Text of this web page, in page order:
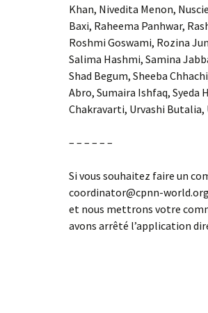
Khan, Nivedita Menon,
Baxi, Raheema Panhwar,
Roshmi Goswami, Rozina
Salima Hashmi, Samina
Shad Begum, Sheeba
Abro, Sumaira Ishfaq, Syeda
Chakravarti, Urvashi Butalia,
– – – – – –
Si vous souhaitez faire un
coordinator@cpnn-
et nous mettrons votre
avons arrêté l’application